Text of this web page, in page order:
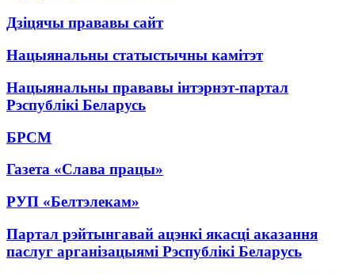
Дзіцячы прававы сайт
Нацыянальны статыстычны камітэт
Нацыянальны прававы інтэрнэт-партал
Рэспублікі Беларусь
БРСМ
Газета «Слава працы»
РУП «Белтэлекам»
Партал рэйтынгавай ацэнкі якасці аказання
паслуг арганізацыямі Рэспублікі Беларусь